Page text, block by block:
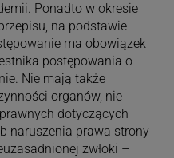
Ponadto w okresie
na podstawie
ma obowiązek
postępowania o
Nie mają także
organów, nie
dotyczących
naruszenia prawa strony
zwłoki –